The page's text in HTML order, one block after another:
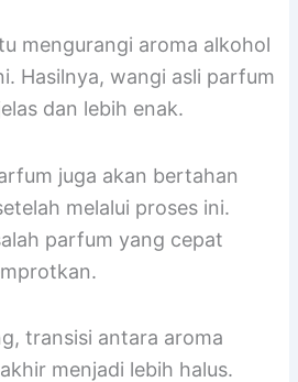
mengurangi aroma alkohol
Hasilnya, wangi asli parfum
dan lebih enak.
juga akan bertahan
melalui proses ini.
parfum yang cepat
transisi antara aroma
menjadi lebih halus.